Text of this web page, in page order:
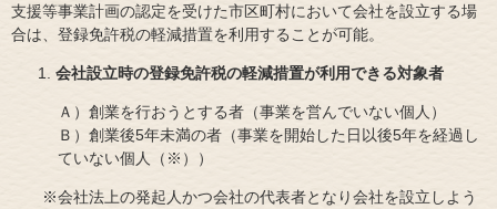
支援等事業計画の認定を受けた市区町村において会社を設立する場
合は、登録免許税の軽減措置を利用することが可能。
会社設立時の登録免許税の軽減措置が利用できる対象者
Ａ）創業を行おうとする者（事業を営んでいない個人）
Ｂ）創業後5年未満の者（事業を開始した日以後5年を経過し
ていない個人（※））
※会社法上の発起人かつ会社の代表者となり会社を設立しよう